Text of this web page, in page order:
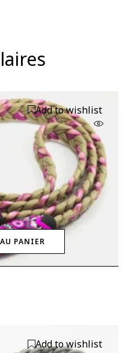
PANIER
Add to wishlist
Add to wishlist